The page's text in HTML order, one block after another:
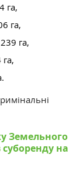
га,
га,
га,
Земельного
на